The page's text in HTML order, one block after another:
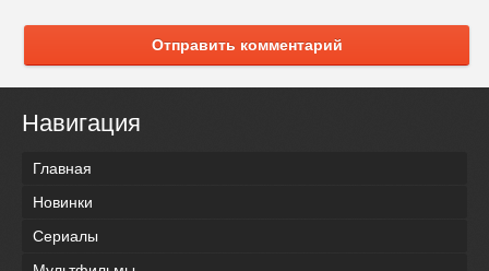
Отправить комментарий
Навигация
Главная
Новинки
Сериалы